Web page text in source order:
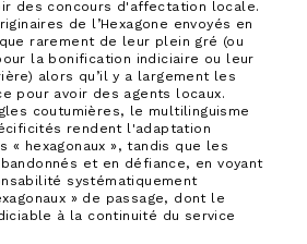
des concours d'affectation locale.
de l’Hexagone envoyés en
rarement de leur plein gré (ou
la bonification indiciaire ou leur
alors qu’il y a largement les
pour avoir des agents locaux.
coutumières, le multilinguisme
rendent l'adaptation
« hexagonaux », tandis que les
et en défiance, en voyant
systématiquement
» de passage, dont le
à la continuité du service